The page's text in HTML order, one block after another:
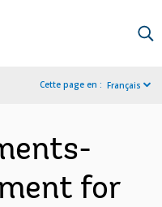
Cette page en : Français
for